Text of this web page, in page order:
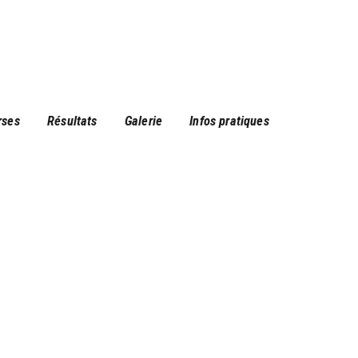
Résultats Galerie Infos pratiques